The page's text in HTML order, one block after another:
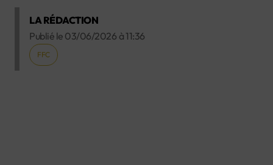
LA RÉDACTION
Publié le 03/06/2026 à 11:36
FFC